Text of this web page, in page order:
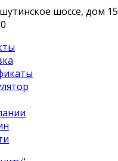
шоссе, дом 15